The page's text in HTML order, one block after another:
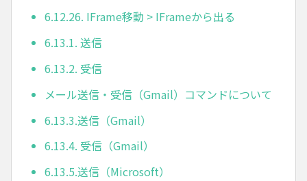
6.12.26. IFrame移動 > IFrameから出る
6.13.1. 送信
6.13.2. 受信
メール送信・受信（Gmail）コマンドについて
6.13.3.送信（Gmail）
6.13.4. 受信（Gmail）
6.13.5.送信（Microsoft）